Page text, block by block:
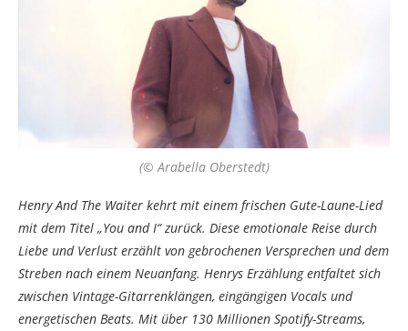
(© Arabella Oberstedt)
Henry And The Waiter kehrt mit einem frischen Gute-Laune-Lied
mit dem Titel „You and I“ zurück. Diese emotionale Reise durch
Liebe und Verlust erzählt von gebrochenen Versprechen und dem
Streben nach einem Neuanfang. Henrys Erzählung entfaltet sich
zwischen Vintage-Gitarrenklängen, eingängigen Vocals und
energetischen Beats. Mit über 130 Millionen Spotify-Streams,